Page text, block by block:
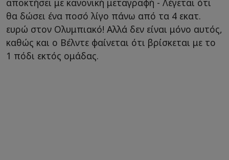
αποκτήσει με κανονική μεταγραφή - Λέγεται ότι
θα δώσει ένα ποσό λίγο πάνω από τα 4 εκατ.
ευρώ στον Ολυμπιακό! Αλλά δεν είναι μόνο αυτός,
καθώς και ο Βέλντε φαίνεται ότι βρίσκεται με το
1 πόδι εκτός ομάδας.